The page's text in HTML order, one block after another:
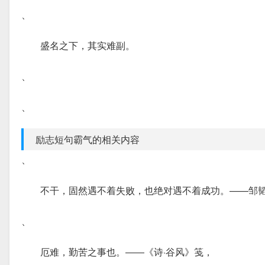
、
盛名之下，其实难副。
、
、
励志短句霸气的相关内容
、
不干，固然遇不着失败，也绝对遇不着成功。——邹
、
厄难，勤苦之事也。――《诗·谷风》笺，